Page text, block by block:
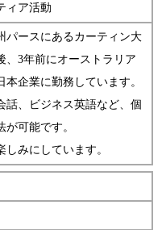
ィア活動
パースにあるカーティン大
、3年前にオーストラリア
企業に勤務しています。
話、ビジネス英語など、個
が可能です。
みにしています。